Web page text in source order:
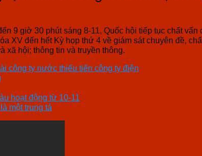
9 giờ 30 phút sáng 8-11, Quốc hội tiếp tục chất
XV đến hết Kỳ họp thứ 4 về giám sát chuyên đề,
xã hội; thông tin và truyền thông.
công ty nước thiếu tiến công ty điện
hoạt động từ 10-11
một trung tá